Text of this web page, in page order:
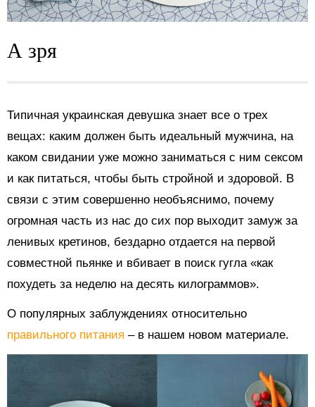
А зря
Типичная украинская девушка знает все о трех
вещах: каким должен быть идеальный мужчина, на
каком свидании уже можно заниматься с ним сексом
и как питаться, чтобы быть стройной и здоровой. В
связи с этим совершенно необъяснимо, почему
огромная часть из нас до сих пор выходит замуж за
ленивых кретинов, бездарно отдается на первой
совместной пьянке и вбивает в поиск гугла «как
похудеть за неделю на десять килограммов».
О популярных заблуждениях относительно
правильного питания – в нашем новом материале.